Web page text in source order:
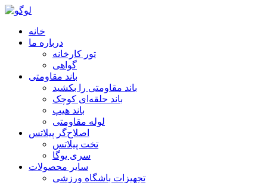
خانه
درباره ما
تور کارخانه
گواهی
باند مقاومتی
باند مقاومتی را بکشید
باند حلقه‌ای کوچک
باند هیپ
لوله مقاومتی
اصلاح‌گر پیلاتس
تخت پیلاتس
سری یوگا
سایر محصولات
تجهیزات باشگاه ورزشی